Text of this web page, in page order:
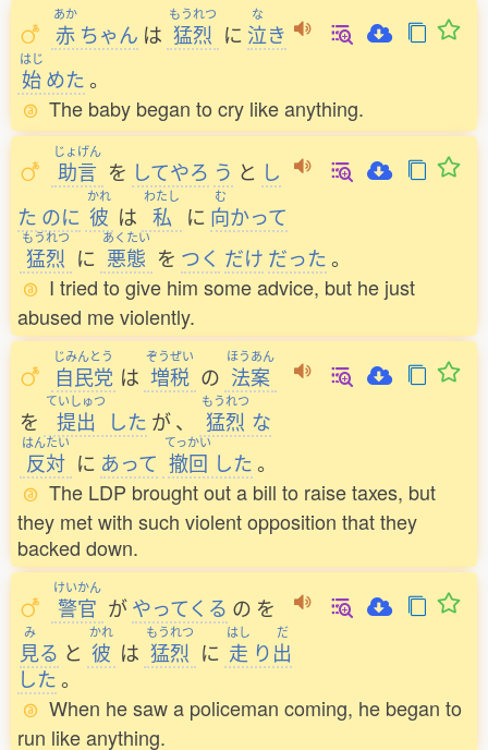
あか
赤 ちゃん は
もうれつ
猛烈 に
な
泣き
はじ
始めた。
The baby began to cry like anything.
じょげん
助言 を してやろ う と し
た のに
かれ
彼 は
わたし
私 に
む
向かって
もうれつ
猛烈 に
あくたい
悪態 を つく だけ だった。
I tried to give him some advice, but he just
abused me violently.
じみんとう
自民党 は
ぞうぜい
増税 の
ほうあん
法案
を
ていしゅつ
提出 した が、
もうれつ
猛烈 な
はんたい
反対 に あって
てっかい
撤回 した。
The LDP brought out a bill to raise taxes, but
they met with such violent opposition that they
backed down.
けいかん
警官 がやってくる の を
み
見る と
かれ
彼 は
もうれつ
猛烈 に
はし
走 り
だ
出
した。
When he saw a policeman coming, he began to
run like anything.